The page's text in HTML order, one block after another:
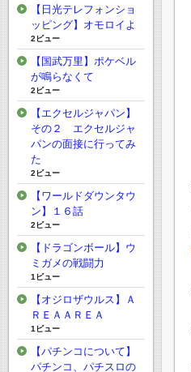
【日光テレフォンショ
ッピング】オモロイよ
2ビュー
【国武万里】ポケベル
が鳴らなくて
2ビュー
【エクセルジャパン】
その２ エクセルジャ
パンの面接に行ってみ
た
2ビュー
【ワールドダウンタウ
ン】１６話
2ビュー
【ドラゴンボール】ウ
ミガメの戦闘力
1ビュー
【オジロザウルス】Ａ
ＲＥＡＡＲＥＡ
1ビュー
【パチンコについて】
パチンコ、パチスロの